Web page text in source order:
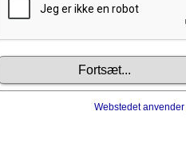
Webstedet anvender